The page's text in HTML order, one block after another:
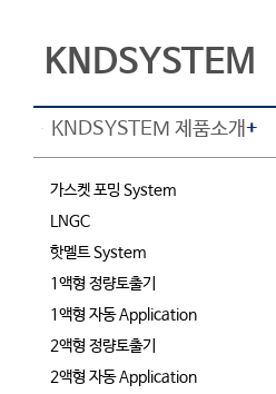
KNDSYSTEM
KNDSYSTEM 제품소개+
가스켓 포밍 System
LNGC
핫멜트 System
1액형 정량토출기
1액형 자동 Application
2액형 정량토출기
2액형 자동 Application